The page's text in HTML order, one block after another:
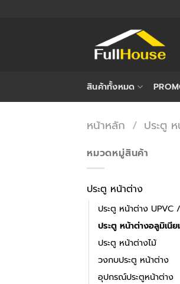
สินค้าทั้งหมด
หน้าหลัก / ประตู
หมวดหมู่สินค้า
ประตู หน้าต่าง
ประตู หน้าต่าง UPVC
ประตู หน้าต่างอลูมิเนี
ประตู หน้าต่างไม้
วงกบประตู หน้าต่าง
อุปกรณ์ประตูหน้าต่าง